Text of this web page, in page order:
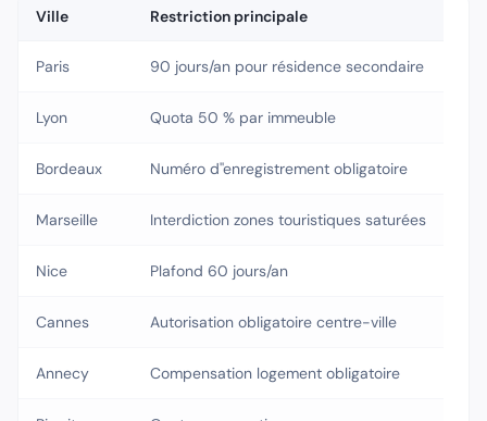
Ville Restriction principale
Paris 90 jours/an pour résidence secondaire
Lyon Quota 50 % par immeuble
Bordeaux Numéro d''enregistrement obligatoire
Marseille Interdiction zones touristiques saturées
Nice Plafond 60 jours/an
Cannes Autorisation obligatoire centre-ville
Annecy Compensation logement obligatoire